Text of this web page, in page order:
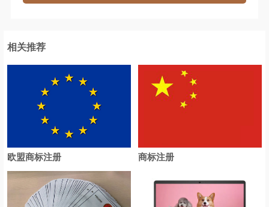
相关推荐
欧盟商标注册 商标注册